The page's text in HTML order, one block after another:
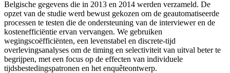
Belgische gegevens die in 2013 en 2014 werden verzameld. De
opzet van de studie werd bewust gekozen om de geautomatiseerde
processen te testen die de ondersteuning van de interviewer en de
kostenefficiëntie ervan vervangen. We gebruiken
wegingscoëfficiënten, een levenstabel en discrete-tijd
overlevingsanalyses om de timing en selectiviteit van uitval beter te
begrijpen, met een focus op de effecten van individuele
tijdsbestedingspatronen en het enquêteontwerp.